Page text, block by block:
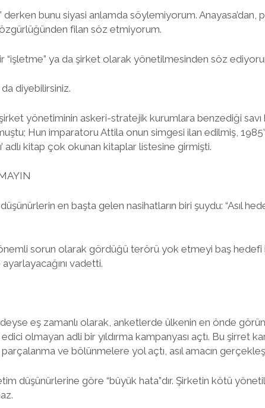
bunu siyasi anlamda söylemiyorum. Anayasa’dan,
filan söz etmiyorum.
“işletme” ya da şirket olarak yönetilmesinden söz
diyebilirsiniz.
yönetiminin askeri-stratejik kurumlara benzediği savı
Hun imparatoru Attila onun simgesi ilan edilmiş,
adlı kitap çok okunan kitaplar listesine girmişti.
en başta gelen nasihatların biri şuydu: “Asıl
sorun olarak gördüğü terörü yok etmeyi baş hedefi
vadetti.
eş zamanlı olarak, anketlerde ülkenin en önde
edici olmayan adli bir yıldırma kampanyası açtı. Bu şirret
ve bölünmelere yol açtı, asıl amacın
düşünürlerine göre “büyük hata”dır. Şirketin kötü